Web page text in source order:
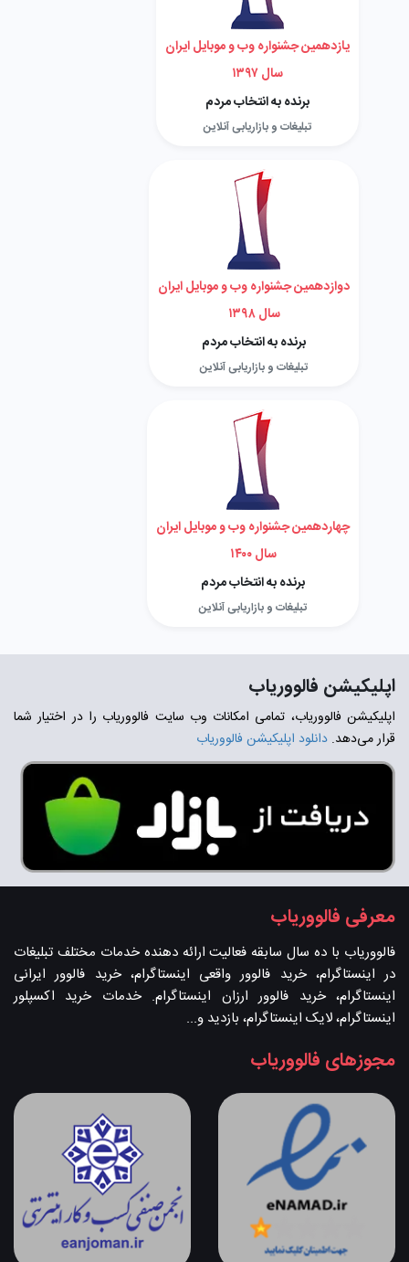
یازدهمین جشنواره وب و موبایل ایران
سال ۱۳۹۷
برنده به انتخاب مردم
تبلیغات و بازاریابی آنلاین
دوازدهمین جشنواره وب و موبایل ایران
سال ۱۳۹۸
برنده به انتخاب مردم
تبلیغات و بازاریابی آنلاین
چهاردهمین جشنواره وب و موبایل ایران
سال ۱۴۰۰
برنده به انتخاب مردم
تبلیغات و بازاریابی آنلاین
اپلیکیشن فالووریاب
اپلیکیشن فالووریاب، تمامی امکانات وب سایت فالووریاب را در اختیار شما
قرار می‌دهد. دانلود اپلیکیشن فالووریاب
معرفی فالووریاب
فالووریاب با ده سال سابقه فعالیت ارائه دهنده خدمات مختلف تبلیغات
در اینستاگرام، خرید فالوور واقعی اینستاگرام، خرید فالوور ایرانی
اینستاگرام، خرید فالوور ارزان اینستاگرام. خدمات خرید اکسپلور
اینستاگرام، لایک اینستاگرام، بازدید و...
مجوزهای فالووریاب